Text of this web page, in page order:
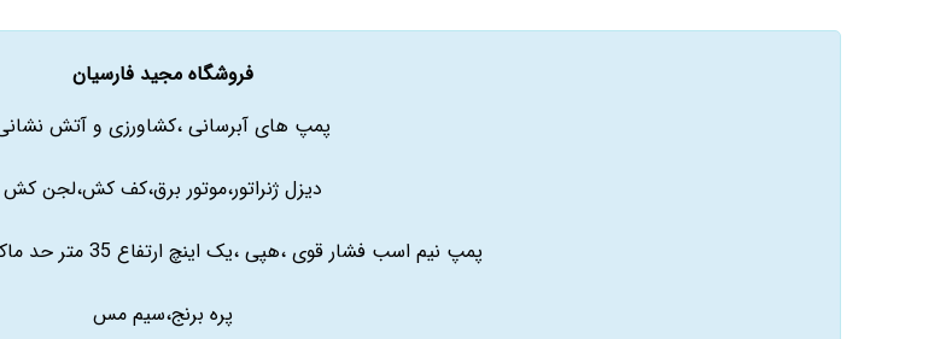
فروشگاه مجید فارسیان
پمپ های آبرسانی ،کشاورزی و آتش
دیزل ژنراتور،موتور برق،کف کش،لجن کش
پمپ نیم اسب فشار قوی ،هپی ،یک اینچ ارتفاع 35 متر حد ماکس،شافت استیلنگیر
پره برنج،سیم مس